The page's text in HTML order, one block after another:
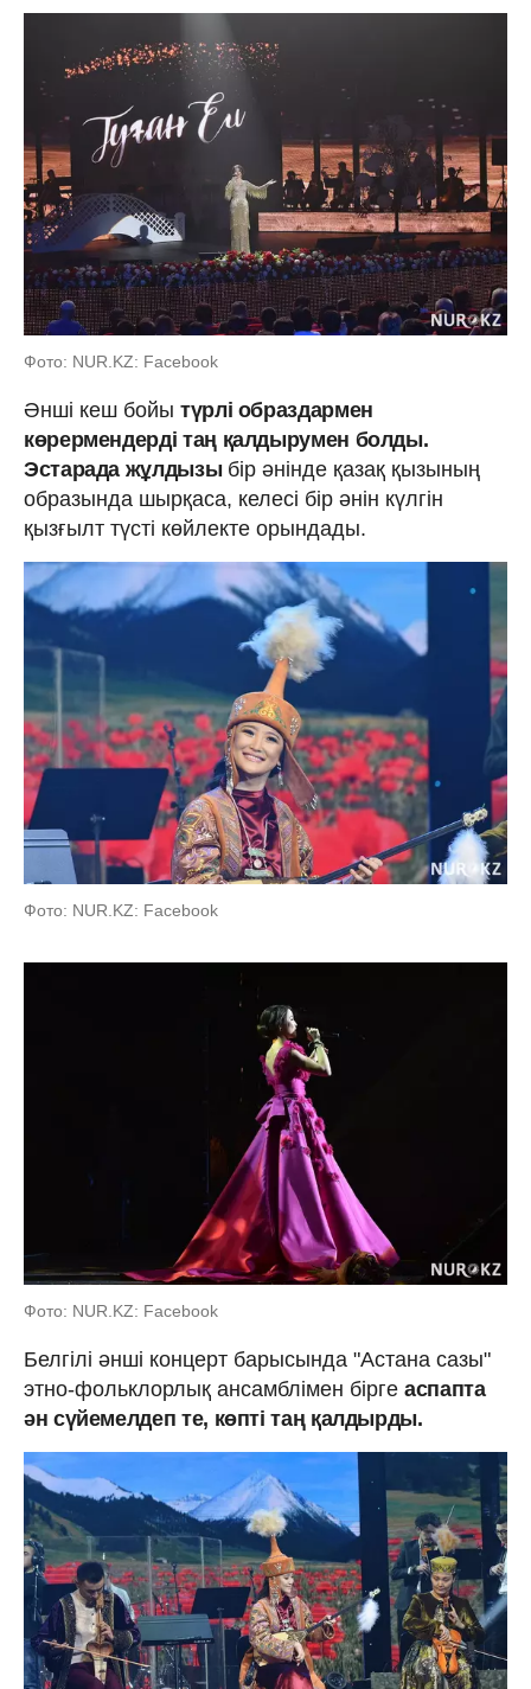
Фото: NUR.KZ: Facebook
Әнші кеш бойы түрлі образдармен
көрермендерді таң қалдырумен болды.
Эстарада жұлдызыбір әнінде қазақ қызының
образында шырқаса, келесі бір әнін күлгін
қызғылт түсті көйлекте орындады.
Фото: NUR.KZ: Facebook
Фото: NUR.KZ: Facebook
Белгілі әнші концерт барысында "Астана сазы"
этно-фольклорлық ансамблімен бірге аспапта
ән сүйемелдеп те, көпті таң қалдырды.